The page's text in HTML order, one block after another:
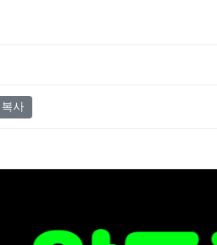
복사